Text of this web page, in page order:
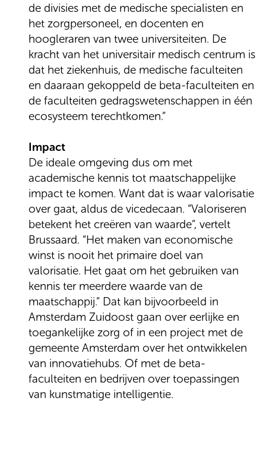
de divisies met de medische specialisten en
het zorgpersoneel, en docenten en
hoogleraren van twee universiteiten. De
kracht van het universitair medisch centrum is
dat het ziekenhuis, de medische faculteiten
en daaraan gekoppeld de beta-faculteiten en
de faculteiten gedragswetenschappen in één
ecosysteem terechtkomen.”
Impact
De ideale omgeving dus om met
academische kennis tot maatschappelijke
impact te komen. Want dat is waar valorisatie
over gaat, aldus de vicedecaan. “Valoriseren
betekent het creëren van waarde”, vertelt
Brussaard. “Het maken van economische
winst is nooit het primaire doel van
valorisatie. Het gaat om het gebruiken van
kennis ter meerdere waarde van de
maatschappij.” Dat kan bijvoorbeeld in
Amsterdam Zuidoost gaan over eerlijke en
toegankelijke zorg of in een project met de
gemeente Amsterdam over het ontwikkelen
van innovatiehubs. Of met de beta-
faculteiten en bedrijven over toepassingen
van kunstmatige intelligentie.